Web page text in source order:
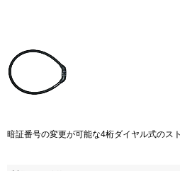
暗証番号の変更が可能な4桁ダイヤル式のス